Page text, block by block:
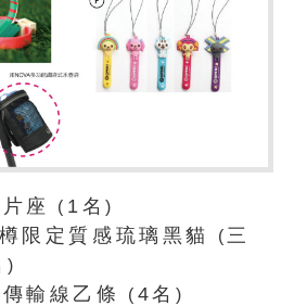
座 ( 1名)
限定質感琉璃黑貓 ( 三
)
輸線乙條 ( 4名)